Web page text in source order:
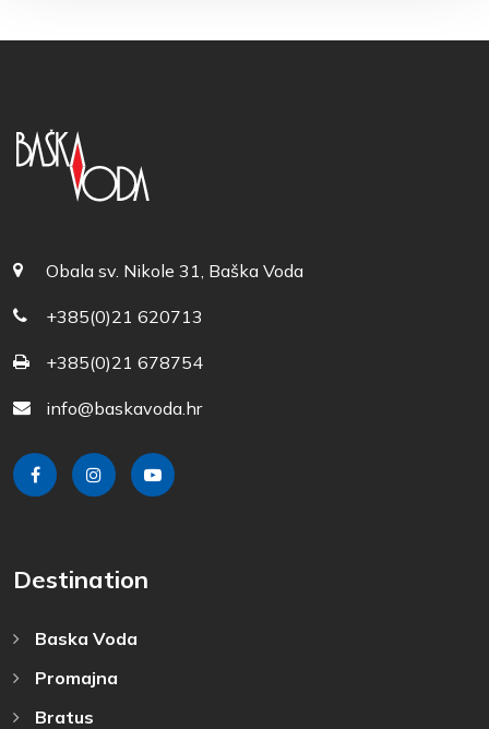
Obala sv. Nikole 31, Baška Voda
+385(0)21 620713
+385(0)21 678754
info@baskavoda.hr
Destination
Baska Voda
Promajna
Bratus